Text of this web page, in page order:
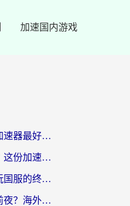
加速国内游戏
在欧洲玩晶核用什么加速器最好呢？一个老玩家的真心话
海外玩新寻仙总卡顿？这份加速器选择指南让你秒回国服流畅体验
从魔兽到蛋仔：海外玩国服的终极加速指南，找到你的专属高速通道
在国外能不能玩星战前夜？海外党国服游戏不卡顿的秘密武器在这里